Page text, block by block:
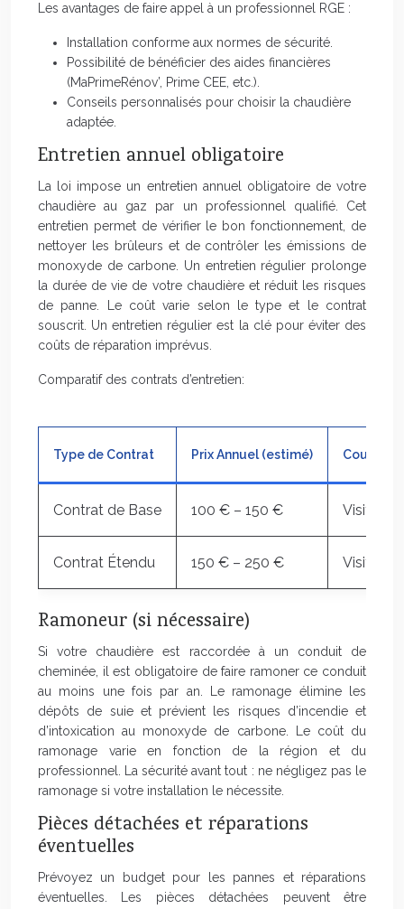
Les avantages de faire appel à un professionnel RGE :
Installation conforme aux normes de sécurité.
Possibilité de bénéficier des aides financières
(MaPrimeRénov’, Prime CEE, etc.).
Conseils personnalisés pour choisir la chaudière
adaptée.
Entretien annuel obligatoire
La loi impose un entretien annuel obligatoire de votre
chaudière au gaz par un professionnel qualifié. Cet
entretien permet de vérifier le bon fonctionnement, de
nettoyer les brûleurs et de contrôler les émissions de
monoxyde de carbone. Un entretien régulier prolonge
la durée de vie de votre chaudière et réduit les risques
de panne. Le coût varie selon le type et le contrat
souscrit. Un entretien régulier est la clé pour éviter des
coûts de réparation imprévus.
Comparatif des contrats d’entretien:
Type de Contrat Prix Annuel (estimé)
Contrat de Base 100 € – 150 € Visite
Contrat Étendu 150 € – 250 € Visite
Ramoneur (si nécessaire)
Si votre chaudière est raccordée à un conduit de
cheminée, il est obligatoire de faire ramoner ce conduit
au moins une fois par an. Le ramonage élimine les
dépôts de suie et prévient les risques d’incendie et
d’intoxication au monoxyde de carbone. Le coût du
ramonage varie en fonction de la région et du
professionnel. La sécurité avant tout : ne négligez pas le
ramonage si votre installation le nécessite.
Pièces détachées et réparations
éventuelles
Prévoyez un budget pour les pannes et réparations
éventuelles. Les pièces détachées peuvent être